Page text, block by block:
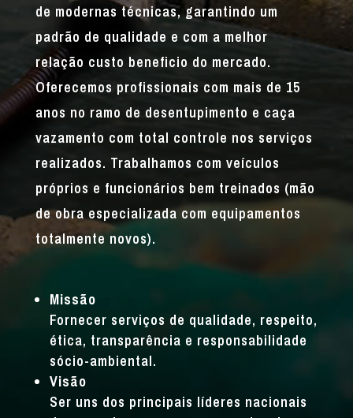
de modernas técnicas, garantindo um
padrão de qualidade e com a melhor
relação custo beneficio do mercado.
Oferecemos profissionais com mais de 15
anos no ramo de desentupimento e caça
vazamento com total controle nos serviços
realizados. Trabalhamos com veículos
próprios e funcionários bem treinados (mão
de obra especializada com equipamentos
totalmente novos).
Missão
Fornecer serviços de qualidade, respeito,
ética, transparência e responsabilidade
sócio-ambiental.
Visão
Ser uns dos principais líderes nacionais